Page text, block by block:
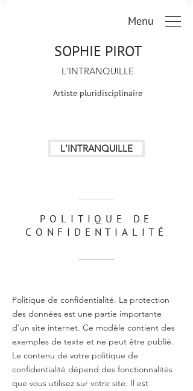
Menu
SOPHIE PIROT
Artiste pluridisciplinaire
L'INTRANQUILLE
L'INTRANQUILLE
POLITIQUE DE
CONFIDENTIALITÉ
Politique de confidentialité. La protection
des données est une partie importante
d’un site internet. Ce modèle contient des
exemples de texte et ne peut être publié.
Le contenu de votre politique de
confidentialité dépend des fonctionnalités
que vous utilisez sur votre site. Il est